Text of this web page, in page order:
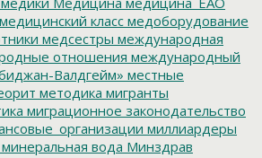
медицинский класс медоборудование
медсестры международная
отношения международный
Валдгейм» местные
методика мигранты
миграционное законодательство
миллиардеры
минеральная вода Минздрав